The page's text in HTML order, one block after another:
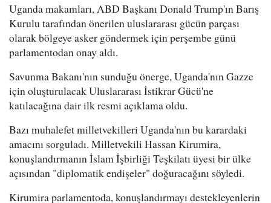
Uganda makamları, ABD Başkanı Donald Trump'ın Barış
Kurulu tarafından önerilen uluslararası gücün parçası
olarak bölgeye asker göndermek için perşembe günü
parlamentodan onay aldı.
Savunma Bakanı'nın sunduğu önerge, Uganda'nın Gazze
için oluşturulacak Uluslararası İstikrar Gücü'ne
katılacağına dair ilk resmi açıklama oldu.
Bazı muhalefet milletvekilleri Uganda'nın bu karardaki
amacını sorguladı. Milletvekili Hassan Kirumira,
konuşlandırmanın İslam İşbirliği Teşkilatı üyesi bir ülke
açısından "diplomatik endişeler" doğuracağını söyledi.
Kirumira parlamentoda, konuşlandırmayı destekleyenlerin